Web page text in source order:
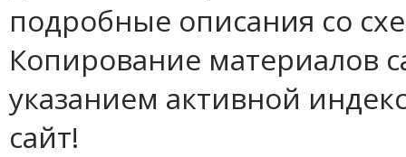
подробные описания со
Копирование материалов
указанием активной
сайт!